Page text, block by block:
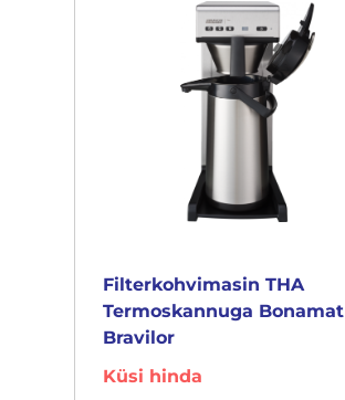
Filterkohvimasin THA
Termoskannuga Bonamat
Bravilor
Küsi hinda